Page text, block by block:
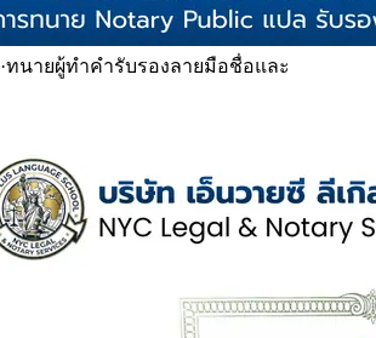
·ทนายผู้ทำคำรับรองลายมือชื่อและ